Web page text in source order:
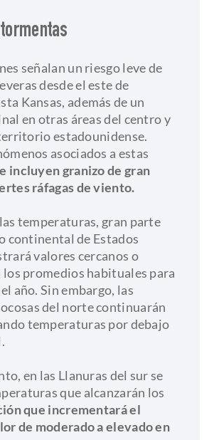
señalan un riesgo leve de
desde el este de
Kansas, además de un
en otras áreas del centro y
estadounidense.
asociados a estas
incluyen granizo de gran
ráfagas de viento.
temperaturas, gran parte
continental de Estados
valores cercanos o
los promedios habituales para
año. Sin embargo, las
del norte continuarán
temperaturas por debajo
en las Llanuras del sur se
que alcanzarán los
que incrementará el
de moderado a elevado en